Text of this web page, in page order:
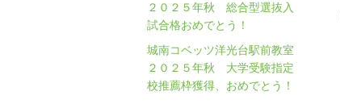
２０２５年秋 総合型選抜入
試合格おめでとう！
城南コベッツ洋光台駅前教室
２０２５年秋 大学受験指定
校推薦枠獲得、おめでとう！